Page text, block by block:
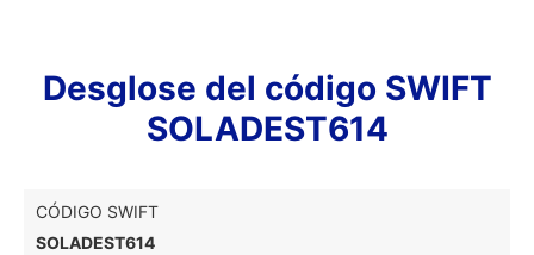
Desglose del código SWIFT
SOLADEST614
CÓDIGO SWIFT
SOLADEST614